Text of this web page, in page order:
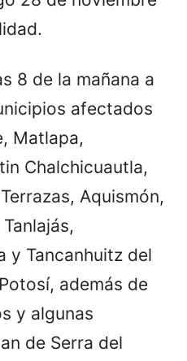
8 de la mañana a
afectados
Matlapa,
Chalchicuautla,
Aquismón,
y Tancanhuitz del
además de
y algunas
de Serra del